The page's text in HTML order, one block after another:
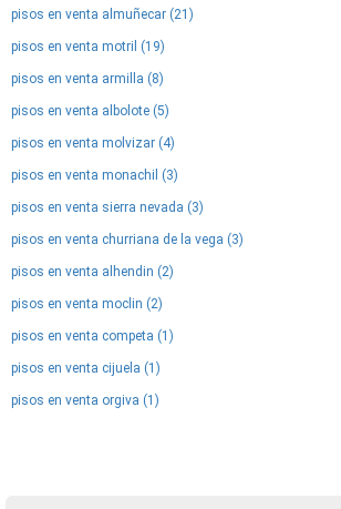
pisos en venta almuñecar (21)
pisos en venta motril (19)
pisos en venta armilla (8)
pisos en venta albolote (5)
pisos en venta molvizar (4)
pisos en venta monachil (3)
pisos en venta sierra nevada (3)
pisos en venta churriana de la vega (3)
pisos en venta alhendin (2)
pisos en venta moclin (2)
pisos en venta competa (1)
pisos en venta cijuela (1)
pisos en venta orgiva (1)